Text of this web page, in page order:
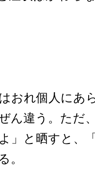
おれ個人にあ
ん違う。ただ
」と晒すと、
。